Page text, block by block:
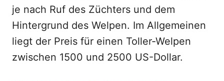
je nach Ruf des Züchters und dem
Hintergrund des Welpen. Im Allgemeinen
liegt der Preis für einen Toller-Welpen
zwischen 1500 und 2500 US-Dollar.